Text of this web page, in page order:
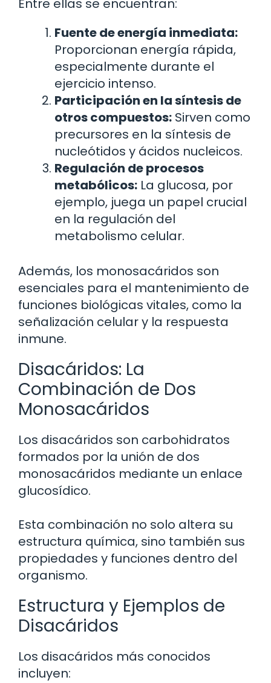
Entre ellas se encuentran:
Fuente de energía inmediata:
Proporcionan energía rápida,
especialmente durante el
ejercicio intenso.
Participación en la síntesis de
otros compuestos: Sirven como
precursores en la síntesis de
nucleótidos y ácidos nucleicos.
Regulación de procesos
metabólicos: La glucosa, por
ejemplo, juega un papel crucial
en la regulación del
metabolismo celular.
Además, los monosacáridos son
esenciales para el mantenimiento de
funciones biológicas vitales, como la
señalización celular y la respuesta
inmune.
Disacáridos: La
Combinación de Dos
Monosacáridos
Los disacáridos son carbohidratos
formados por la unión de dos
monosacáridos mediante un enlace
glucosídico.
Esta combinación no solo altera su
estructura química, sino también sus
propiedades y funciones dentro del
organismo.
Estructura y Ejemplos de
Disacáridos
Los disacáridos más conocidos
incluyen: